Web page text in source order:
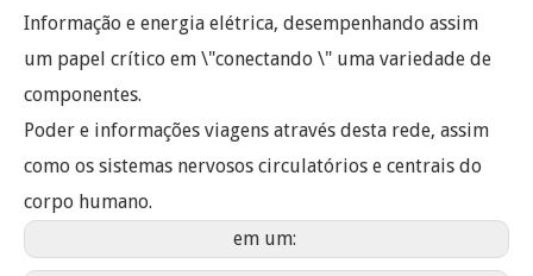
Informação e energia elétrica, desempenhando assim
um papel crítico em \"conectando \" uma variedade de
componentes.
Poder e informações viagens através desta rede, assim
como os sistemas nervosos circulatórios e centrais do
corpo humano.
em um: